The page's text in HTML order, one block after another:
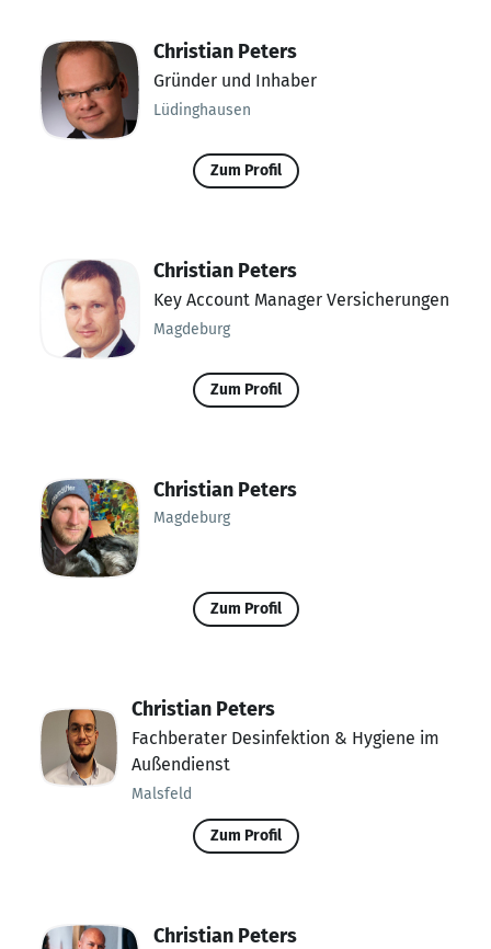
Christian Peters
Gründer und Inhaber
Lüdinghausen
Zum Profil
Christian Peters
Key Account Manager Versicherungen
Magdeburg
Zum Profil
Christian Peters
Magdeburg
Zum Profil
Christian Peters
Fachberater Desinfektion & Hygiene im
Außendienst
Malsfeld
Zum Profil
Christian Peters